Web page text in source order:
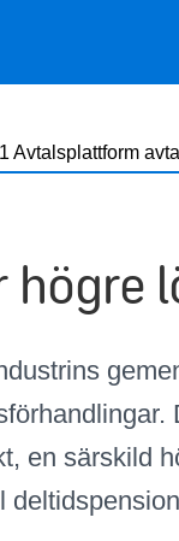
Avtalsplattform
högre
en särskild